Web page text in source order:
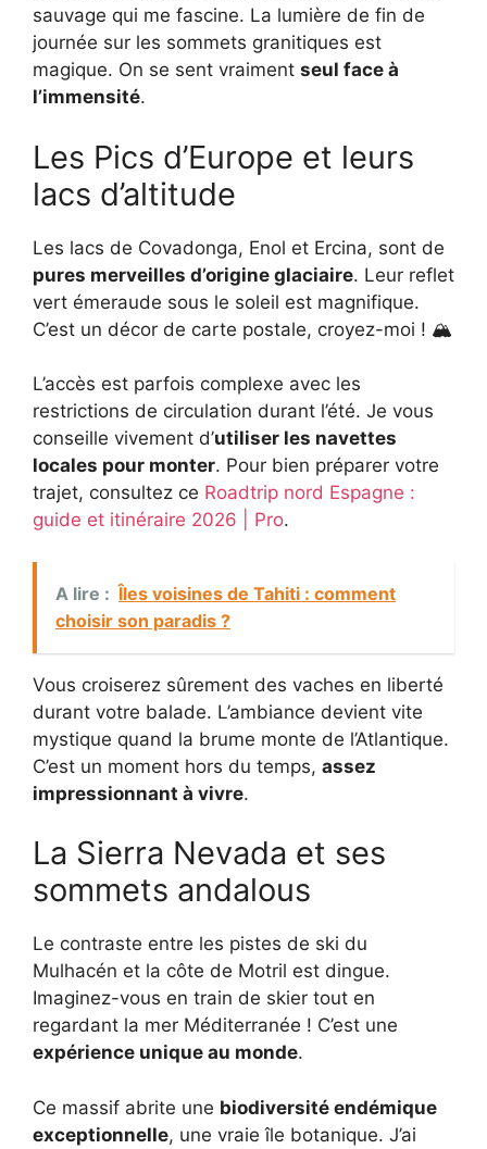
sauvage qui me fascine. La lumière de fin de
journée sur les sommets granitiques est
magique. On se sent vraiment seul face à
l’immensité.
Les Pics d’Europe et leurs
lacs d’altitude
Les lacs de Covadonga, Enol et Ercina, sont de
pures merveilles d’origine glaciaire. Leur reflet
vert émeraude sous le soleil est magnifique.
C’est un décor de carte postale, croyez-moi ! 🏔️
L’accès est parfois complexe avec les
restrictions de circulation durant l’été. Je vous
conseille vivement d’utiliser les navettes
locales pour monter. Pour bien préparer votre
trajet, consultez ce Roadtrip nord Espagne :
guide et itinéraire 2026 | Pro.
A lire : Îles voisines de Tahiti : comment
choisir son paradis ?
Vous croiserez sûrement des vaches en liberté
durant votre balade. L’ambiance devient vite
mystique quand la brume monte de l’Atlantique.
C’est un moment hors du temps, assez
impressionnant à vivre.
La Sierra Nevada et ses
sommets andalous
Le contraste entre les pistes de ski du
Mulhacén et la côte de Motril est dingue.
Imaginez-vous en train de skier tout en
regardant la mer Méditerranée ! C’est une
expérience unique au monde.
Ce massif abrite une biodiversité endémique
exceptionnelle, une vraie île botanique. J’ai